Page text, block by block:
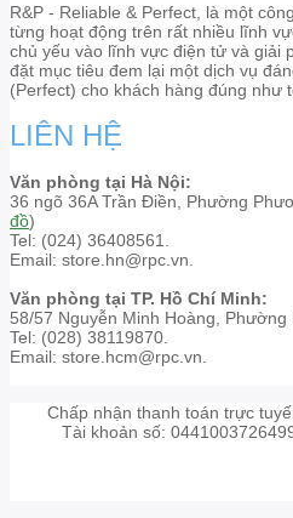
R&P - Reliable & Perfect, là một
từng hoạt động trên rất nhiều lĩnh
chủ yếu vào lĩnh vực điện tử và giải
đặt mục tiêu đem lại một dịch vụ
(Perfect) cho khách hàng đúng như
LIÊN HỆ
Văn phòng tại Hà Nội:
36 ngõ 36A Trần Điền, Phường
đồ)
Tel: (024) 36408561.
Email: store.hn@rpc.vn.
Văn phòng tại TP. Hồ Chí Minh:
58/57 Nguyễn Minh Hoàng, Phường
Tel: (028) 38119870.
Email: store.hcm@rpc.vn.
Chấp nhận thanh toán trực
Tài khoản số: